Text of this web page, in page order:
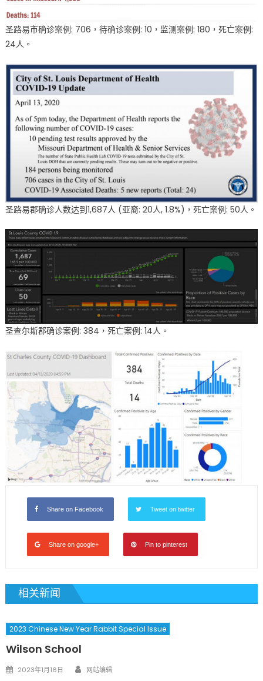
毒
人
数
4,388
死
亡
人
数
114
人〉
中
圣路易市确诊案例: 706，待确诊案例: 10，监测案例: 180，死亡案例:
24人。
圣路易郡确诊人数达到1,687人 (亚裔: 20人, 1.8%)，死亡案例: 50人。
圣查尔斯郡确诊案例: 384，死亡案例: 14人。
Share on Facebook Tweet on twitter
Share on google+ Pin to pinterest
相关新闻
2023 Chinese New Year Rabbit Special Issue
Wilson School
Posted
2023年1月16日 Author
网站编辑